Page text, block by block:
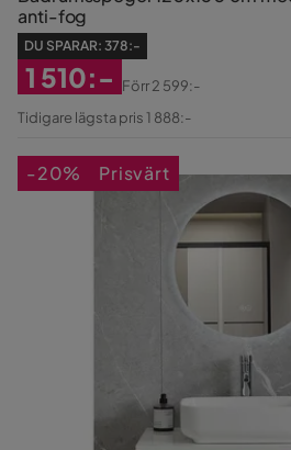
anti-fog
DU SPARAR: 378:-
Rabatterat
1 510:-
Original
Förr2 599:-
Tidigare lägsta pris 1 888:-
-20% Prisvärt